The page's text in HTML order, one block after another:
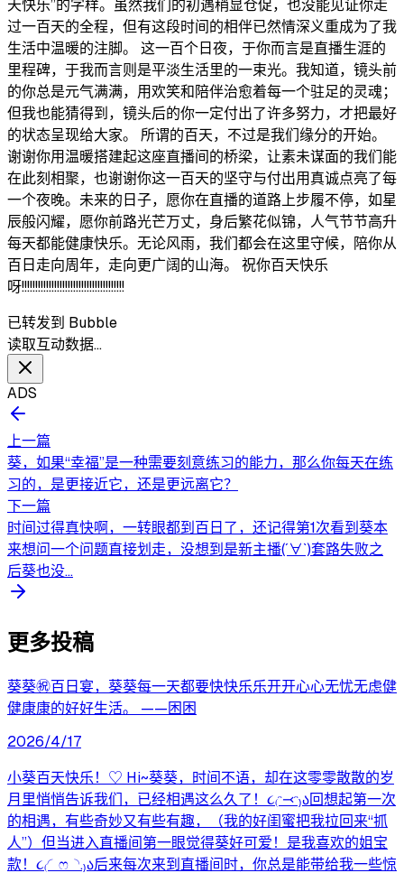
天快乐”的字样。虽然我们的初遇稍显仓促，也没能见证你走
过一百天的全程，但有这段时间的相伴已然情深义重成为了我
生活中温暖的注脚。 这一百个日夜，于你而言是直播生涯的
里程碑，于我而言则是平淡生活里的一束光。我知道，镜头前
的你总是元气满满，用欢笑和陪伴治愈着每一个驻足的灵魂；
但我也能猜得到，镜头后的你一定付出了许多努力，才把最好
的状态呈现给大家。 所谓的百天，不过是我们缘分的开始。
谢谢你用温暖搭建起这座直播间的桥梁，让素未谋面的我们能
在此刻相聚，也谢谢你这一百天的坚守与付出用真诚点亮了每
一个夜晚。未来的日子，愿你在直播的道路上步履不停，如星
辰般闪耀，愿你前路光芒万丈，身后繁花似锦，人气节节高升
每天都能健康快乐。无论风雨，我们都会在这里守候，陪你从
百日走向周年，走向更广阔的山海。 祝你百天快乐
呀!!!!!!!!!!!!!!!!!!!!!!!!!!!!!!!!!!!!!!
已转发到 Bubble
读取互动数据…
ADS
上一篇
葵，如果“幸福”是一种需要刻意练习的能力，那么你每天在练
习的，是更接近它，还是更远离它？
下一篇
时间过得真快啊，一转眼都到百日了，还记得第1次看到葵本
来想问一个问题直接划走，没想到是新主播(´∀`)套路失败之
后葵也没...
更多投稿
葵葵㊗️百日宴，葵葵每一天都要快快乐乐开开心心无忧无虑健
健康康的好好生活。 ——困困
2026/4/17
小葵百天快乐！♡ Hi~葵葵，时间不语，却在这零零散散的岁
月里悄悄告诉我们，已经相遇这么久了！૮₍ᵔ⤙ᵔ₎ა回想起第一次
的相遇，有些奇妙又有些有趣，（我的好闺蜜把我拉回来“抓
人”）但当进入直播间第一眼觉得葵好可爱！是我喜欢的姐宝
款！૮₍◜ෆ◝.₎ა后来每次来到直播间时，你总是能带给我一些惊